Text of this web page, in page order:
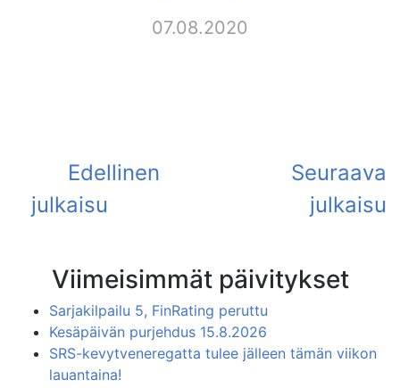
07.08.2020
Viimeisimmät päivitykset
Sarjakilpailu 5, FinRating peruttu
Kesäpäivän purjehdus 15.8.2026
SRS-kevytveneregatta tulee jälleen tämän viikon
lauantaina!